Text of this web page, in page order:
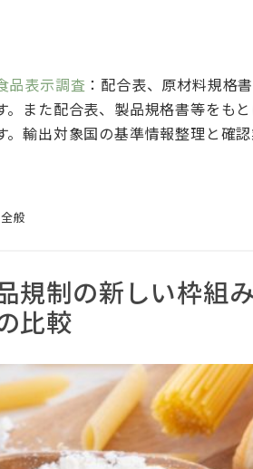
品表示調査 ：配合表、原材料規格
。また配合表、製品規格書等をも
。輸出対象国の基準情報整理と確
般
規制の新しい枠組
比較